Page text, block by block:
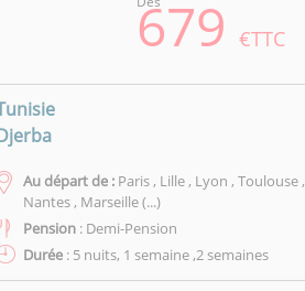
679 €TTC
Au départ de : Paris , Lille , Lyon , Toulouse ,
Nantes , Marseille (...)
Pension : Demi-Pension
Durée : 5 nuits, 1 semaine ,2 semaines